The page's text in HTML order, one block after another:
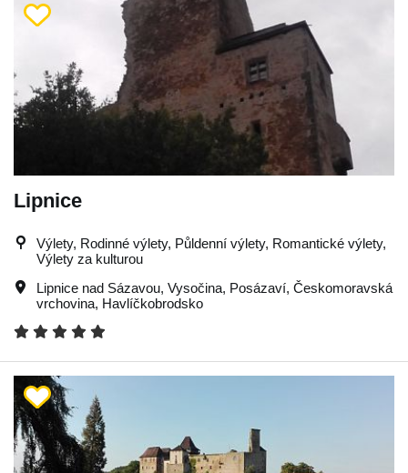
Lipnice
Výlety, Rodinné výlety, Půldenní výlety, Romantické výlety,
Výlety za kulturou
Lipnice nad Sázavou, Vysočina, Posázaví, Českomoravská
vrchovina, Havlíčkobrodsko